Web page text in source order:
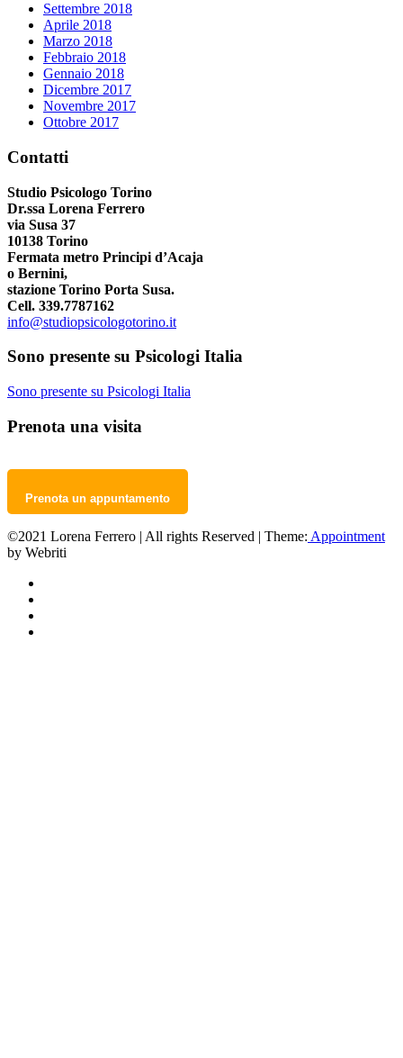
Settembre 2018
Aprile 2018
Marzo 2018
Febbraio 2018
Gennaio 2018
Dicembre 2017
Novembre 2017
Ottobre 2017
Contatti
Studio Psicologo Torino
Dr.ssa Lorena Ferrero
via Susa 37
10138 Torino
Fermata metro Principi d’Acaja
o Bernini,
stazione Torino Porta Susa.
Cell. 339.7787162
info@studiopsicologotorino.it
Sono presente su Psicologi Italia
Sono presente su Psicologi Italia
Prenota una visita
Prenota un appuntamento
©2021 Lorena Ferrero | All rights Reserved | Theme: Appointment
by Webriti